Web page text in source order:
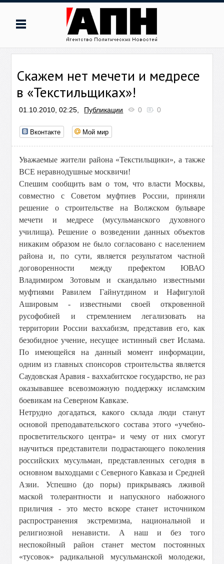
Скажем нет мечети и медресе
в «Текстильщиках»!
01.10.2010, 02:25, Публикации 0 0
Вконтакте Мой мир
Уважаемые жители района «Текстильщики», а также
ВСЕ неравнодушные москвичи!
Спешим сообщить вам о том, что власти Москвы,
совместно с Советом муфтиев России, приняли
решение о строительстве на Волжском бульваре
мечети и медресе (мусульманского духовного
училища). Решение о возведении данных объектов
никаким образом не было согласовано с населением
района и, по сути, является результатом частной
договоренности между префектом ЮВАО
Владимиром Зотовым и скандально известными
муфтиями Равилем Гайнутдином и Нафигулой
Ашировым - известными своей откровенной
русофобией и стремлением легализовать на
территории России ваххабизм, представив его, как
безобидное учение, несущее истинный свет Ислама.
По имеющейся на данный момент информации,
одним из главных спонсоров строительства является
Саудовская Аравия - ваххабитское государство, не раз
оказывавшее всевозможную поддержку исламским
боевикам на Северном Кавказе.
Нетрудно догадаться, какого склада люди станут
основой преподавательского состава этого «учебно-
просветительского центра» и чему от них смогут
научиться представители подрастающего поколения
российских мусульман, представленных сегодня в
основном выходцами с Северного Кавказа и Средней
Азии. Успешно (до поры) прикрываясь лживой
маской толерантности и напускного набожного
приличия - это место вскоре станет источником
распространения экстремизма, национальной и
религиозной ненависти. А наш и без того
неспокойный район станет местом постоянных
«тусовок» радикальной мусульманской молодежи,